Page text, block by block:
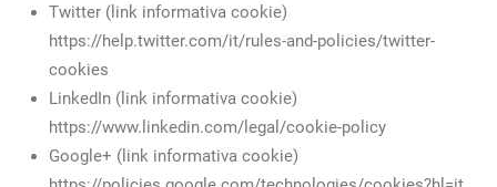
Twitter (link informativa cookie)
https://help.twitter.com/it/rules-and-policies/twitter-
cookies
LinkedIn (link informativa cookie)
https://www.linkedin.com/legal/cookie-policy
Google+ (link informativa cookie)